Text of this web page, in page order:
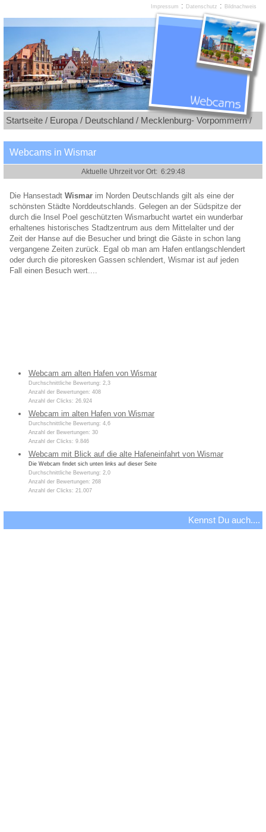
Startseite / Europa / Deutschland / Mecklenburg- Vorpommern /
Webcams in Wismar
Die Hansestadt Wismar im Norden Deutschlands gilt als eine der
schönsten Städte Norddeutschlands. Gelegen an der Südspitze der
durch die Insel Poel geschützten Wismarbucht wartet ein wunderbar
erhaltenes historisches Stadtzentrum aus dem Mittelalter und der
Zeit der Hanse auf die Besucher und bringt die Gäste in schon lang
vergangene Zeiten zurück. Egal ob man am Hafen entlangschlendert
oder durch die pitoresken Gassen schlendert, Wismar ist auf jeden
Fall einen Besuch wert....
Webcam am alten Hafen von Wismar
Durchschnittliche Bewertung: 2,3
Anzahl der Bewertungen: 408
Anzahl der Clicks: 26.924
Webcam im alten Hafen von Wismar
Durchschnittliche Bewertung: 4,6
Anzahl der Bewertungen: 30
Anzahl der Clicks: 9.846
Webcam mit Blick auf die alte Hafeneinfahrt von Wismar
Die Webcam findet sich unten links auf dieser Seite
Durchschnittliche Bewertung: 2,0
Anzahl der Bewertungen: 268
Anzahl der Clicks: 21.007
Kennst Du auch....
Impressum : Datenschutz : Bildnachweis